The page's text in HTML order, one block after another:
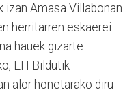
izan Amasa Villabonan
herritarren eskaerei
hauek gizarte
EH Bildutik
alor honetarako diru